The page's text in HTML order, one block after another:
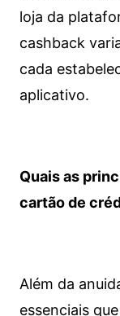
loja da
cashback
cada
aplicativo.
Quais as
cartão de
Além da
essenciais